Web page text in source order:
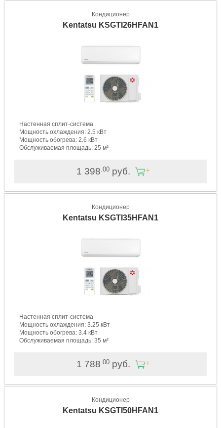
Кондиционер
Kentatsu KSGTI26HFAN1
Настенная сплит-система
Мощность охлаждения: 2.5 кВт
Мощность обогрева: 2.6 кВт
Обслуживаемая площадь: 25 м²
1 398 .00руб.
Кондиционер
Kentatsu KSGTI35HFAN1
Настенная сплит-система
Мощность охлаждения: 3.25 кВт
Мощность обогрева: 3.4 кВт
Обслуживаемая площадь: 35 м²
1 788 .00руб.
Кондиционер
Kentatsu KSGTI50HFAN1